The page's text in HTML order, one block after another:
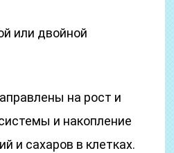
или двойной
на рост и
и накопление
и сахаров в клетках.